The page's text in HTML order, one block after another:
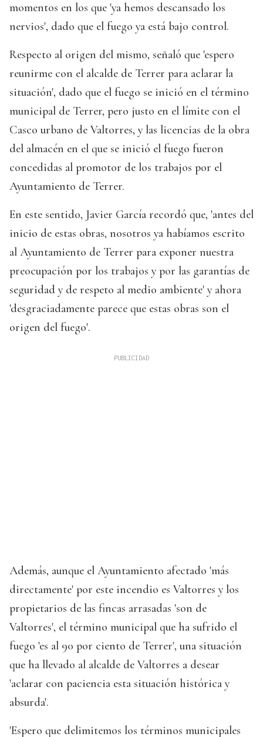
momentos en los que 'ya hemos descansado los
nervios', dado que el fuego ya está bajo control.
Respecto al origen del mismo, señaló que 'espero
reunirme con el alcalde de Terrer para aclarar la
situación', dado que el fuego se inició en el término
municipal de Terrer, pero justo en el límite con el
Casco urbano de Valtorres, y las licencias de la obra
del almacén en el que se inició el fuego fueron
concedidas al promotor de los trabajos por el
Ayuntamiento de Terrer.
En este sentido, Javier García recordó que, 'antes del
inicio de estas obras, nosotros ya habíamos escrito
al Ayuntamiento de Terrer para exponer nuestra
preocupación por los trabajos y por las garantías de
seguridad y de respeto al medio ambiente' y ahora
'desgraciadamente parece que estas obras son el
origen del fuego'.
Además, aunque el Ayuntamiento afectado 'más
directamente' por este incendio es Valtorres y los
propietarios de las fincas arrasadas 'son de
Valtorres', el término municipal que ha sufrido el
fuego 'es al 90 por ciento de Terrer', una situación
que ha llevado al alcalde de Valtorres a desear
'aclarar con paciencia esta situación histórica y
absurda'.
'Espero que delimitemos los términos municipales